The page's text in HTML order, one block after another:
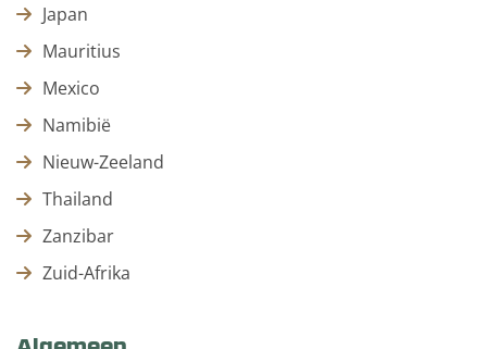
Japan
Mauritius
Mexico
Namibië
Nieuw-Zeeland
Thailand
Zanzibar
Zuid-Afrika